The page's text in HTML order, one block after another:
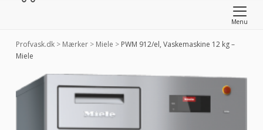
Menu
Profvask.dk > Mærker > Miele >PWM 912/el, Vaskemaskine 12 kg –
Miele